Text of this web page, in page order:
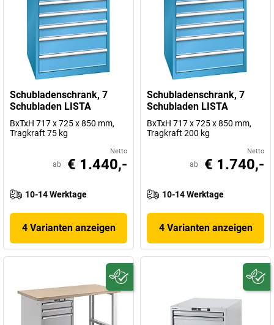
Schubladenschrank, 7
Schubladen LISTA
BxTxH 717 x 725 x 850 mm,
Tragkraft 75 kg
Netto
ab € 1.440,-
10-14 Werktage
4 Varianten anzeigen
Schubladenschrank, 7
Schubladen LISTA
BxTxH 717 x 725 x 850 mm,
Tragkraft 200 kg
Netto
ab € 1.740,-
10-14 Werktage
4 Varianten anzeigen